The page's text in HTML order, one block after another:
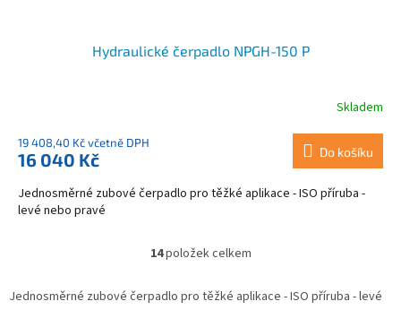
Hydraulické čerpadlo NPGH-150 P
Skladem
19 408,40 Kč včetně DPH
16 040 Kč Do košíku
Jednosměrné zubové čerpadlo pro těžké aplikace - ISO příruba -
levé nebo pravé
O
l
14položek celkem
Jednosměrné zubové čerpadlo pro těžké aplikace - ISO příruba - levé